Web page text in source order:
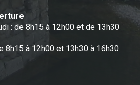
: de 8h15 à 12h00 et de 13h30
8h15 à 12h00 et 13h30 à 16h30